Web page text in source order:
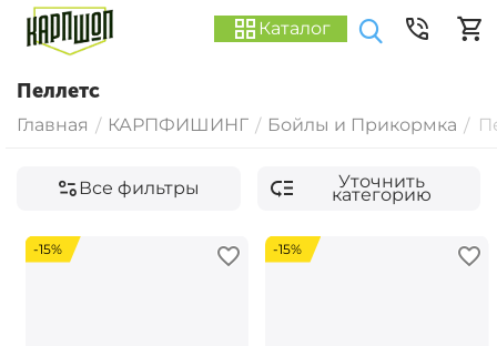
Каталог
Пеллетс
Главная / КАРПФИШИНГ / Бойлы и Прикормка /
Все фильтры Уточнить
категорию
-15% -15%